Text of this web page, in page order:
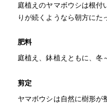
庭植えのヤマボウシは根付
りが続くようなら朝方にた
肥料
庭植え、鉢植えともに、冬
剪定
ヤマボウシは自然に樹形が